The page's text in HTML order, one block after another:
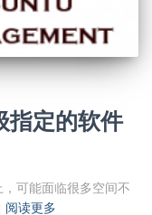
指定的软件
可能面临很多空间不
阅读更多